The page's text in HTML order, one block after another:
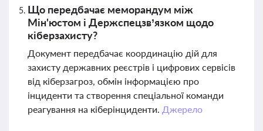
Що передбачає меморандум між
Мін'юстом і Держспецзв’язком щодо
кіберзахисту?
Документ передбачає координацію дій для
захисту державних реєстрів і цифрових сервісів
від кіберзагроз, обмін інформацією про
інциденти та створення спеціальної команди
реагування на кіберінциденти. Джерело